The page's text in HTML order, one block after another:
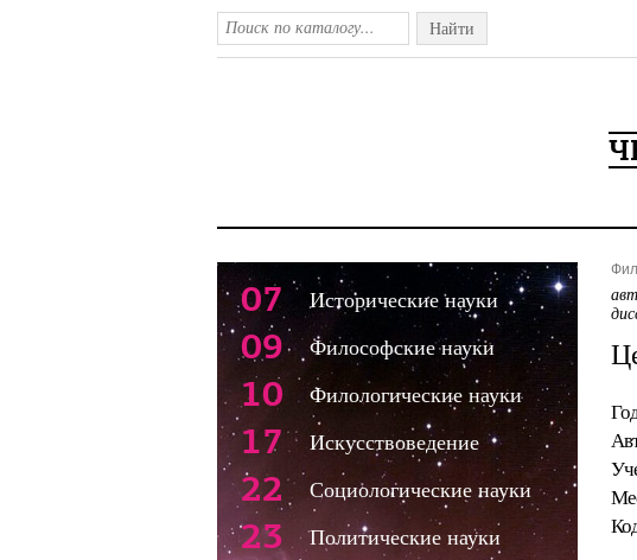
Найти
07 Исторические науки
09 Философские науки
10 Филологические науки
17 Искусствоведение
22 Социологические науки
23 Политические науки